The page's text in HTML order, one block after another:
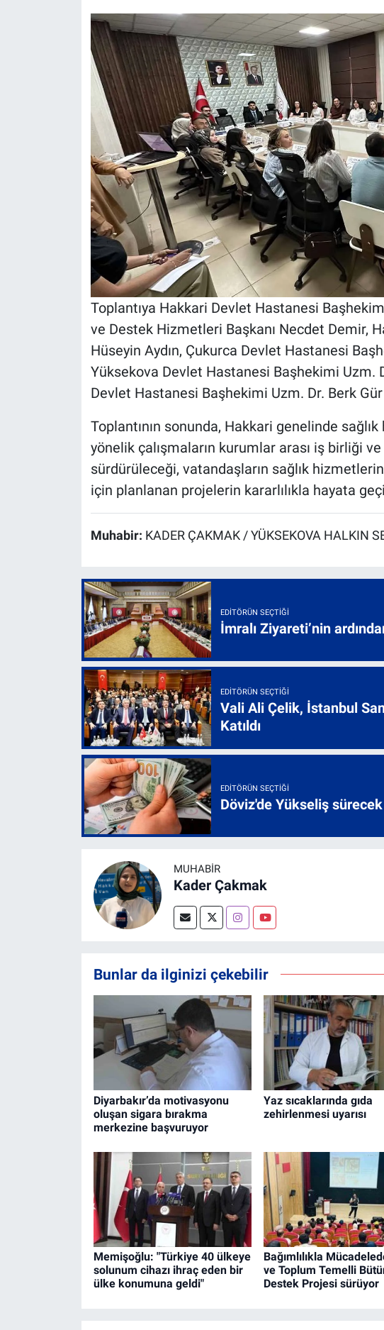
Toplantıya Hakkari Devlet Hastanesi
ve Destek Hizmetleri Başkanı Necdet Demir,
Hüseyin Aydın, Çukurca Devlet Hastanesi
Yüksekova Devlet Hastanesi Başhekimi Uzm.
Devlet Hastanesi Başhekimi Uzm. Dr. Berk
Toplantının sonunda, Hakkari genelinde
yönelik çalışmaların kurumlar arası iş birliği
sürdürüleceği, vatandaşların sağlık
için planlanan projelerin kararlılıkla hayata
Muhabir: KADER ÇAKMAK / YÜKSEKOVA HALKIN
EDITÖRÜN SEÇTIĞI
İmralı Ziyareti’nin
EDITÖRÜN SEÇTIĞI
Vali Ali Çelik, İstanbul
Katıldı
EDITÖRÜN SEÇTIĞI
Döviz'de Yükseliş
MUHABİR
Kader Çakmak
Bunlar da ilginizi çekebilir
Diyarbakır’da motivasyonu
oluşan sigara bırakma
merkezine başvuruyor
Yaz sıcaklarında gıda
zehirlenmesi uyarısı
Memişoğlu: "Türkiye 40 ülkeye
solunum cihazı ihraç eden bir
ülke konumuna geldi"
Bağımlılıkla
ve Toplum Temelli
Destek Projesi sürüyor